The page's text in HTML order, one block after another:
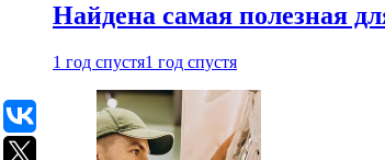
Найдена самая полезная
1 год спустя1 год спустя